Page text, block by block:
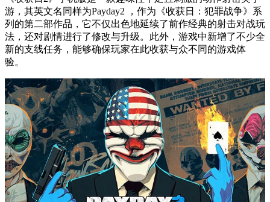
游，其英文名同样为Payday2 ，作为《收获日：犯罪战争》系
列的第二部作品，它不仅出色地延续了前作经典的射击对战玩
法，还对剧情进行了修改与升级。此外，游戏中新增了不少全
新的支线任务，能够确保玩家在此收获与众不同的游戏体
验。